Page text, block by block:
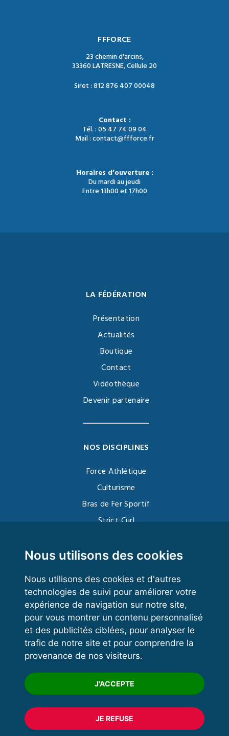
Nous utilisons des cookies
Nous utilisons des cookies et d'autres
technologies de suivi pour améliorer votre
expérience de navigation sur notre site,
pour vous montrer un contenu personnalisé
et des publicités ciblées, pour analyser le
trafic de notre site et pour comprendre la
provenance de nos visiteurs.
J'ACCEPTE
JE REFUSE
FFFORCE
23 chemin d'arcins,
33360 LATRESNE, Cellule 20
Siret : 812 876 407 00048
Contact :
Tél. : 05 47 74 09 04
Mail : contact@ffforce.fr
Horaires d’ouverture :
Du mardi au jeudi
Entre 13h00 et 17h00
LA FÉDÉRATION
Présentation
Actualités
Boutique
Contact
Vidéothèque
Devenir partenaire
NOS DISCIPLINES
Force Athlétique
Culturisme
Bras de Fer Sportif
Strict Curl
Kettlebell
VOS ESPACES
Espace dirigeant
Espace licencié
Trouver un club
Formation
© 2020 FFFORCE Tous droits réservés